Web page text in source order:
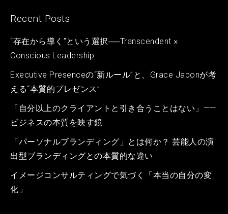
Recent Posts
“存在から導く”という選択──Transcendent ×
Conscious Leadership
Executive Presenceの“新ルール”と、Grace Japonが考
える“本質的プレゼンス”
「自分以上のクライアントと引き合うことはない」——
ビジネスの本質を映す鏡
「パーソナルブランディング」とは何か？ 芸能人の演
出型ブランディングとの本質的な違い
イメージコンサルティングで気づく「本当の自分の変
化」